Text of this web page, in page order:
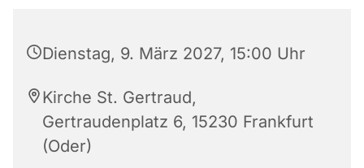
Dienstag, 9. März 2027, 15:00 Uhr
Kirche St. Gertraud,
Gertraudenplatz 6, 15230 Frankfurt
(Oder)